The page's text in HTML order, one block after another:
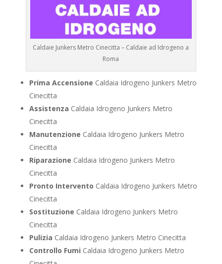
Caldaie Junkers Metro Cinecitta – Caldaie ad Idrogeno a
Roma
Prima Accensione Caldaia Idrogeno Junkers Metro
Cinecitta
Assistenza Caldaia Idrogeno Junkers Metro
Cinecitta
Manutenzione Caldaia Idrogeno Junkers Metro
Cinecitta
Riparazione Caldaia Idrogeno Junkers Metro
Cinecitta
Pronto Intervento Caldaia Idrogeno Junkers Metro
Cinecitta
Sostituzione Caldaia Idrogeno Junkers Metro
Cinecitta
Pulizia Caldaia Idrogeno Junkers Metro Cinecitta
Controllo Fumi Caldaia Idrogeno Junkers Metro